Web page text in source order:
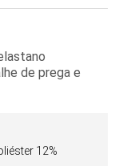
de prega e
12%